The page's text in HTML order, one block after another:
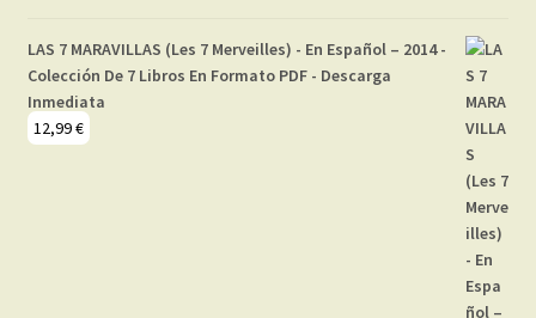
LAS 7 MARAVILLAS (Les 7 Merveilles) - En Español – 2014 -
Colección De 7 Libros En Formato PDF - Descarga
Inmediata
12,99€